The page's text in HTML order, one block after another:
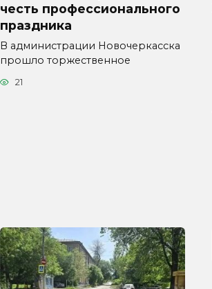
честь профессионального
праздника
В администрации Новочеркасска
прошло торжественное
21